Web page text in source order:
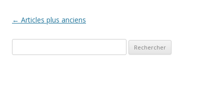
Navigation
← Articles plus anciens